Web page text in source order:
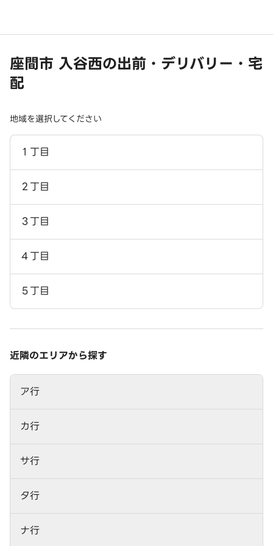
座間市 入谷西の出前・デリバリー・宅
配
地域を選択してください
１丁目
２丁目
３丁目
４丁目
５丁目
近隣のエリアから探す
ア行
カ行
サ行
タ行
ナ行